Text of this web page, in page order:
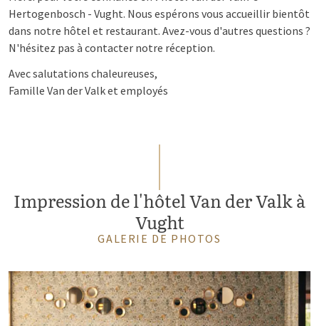
Hertogenbosch - Vught. Nous espérons vous accueillir bientôt
dans notre hôtel et restaurant. Avez-vous d'autres questions ?
N'hésitez pas à contacter notre réception.
Avec salutations chaleureuses,
Famille Van der Valk et employés
Impression de l'hôtel Van der Valk à
Vught
GALERIE DE PHOTOS